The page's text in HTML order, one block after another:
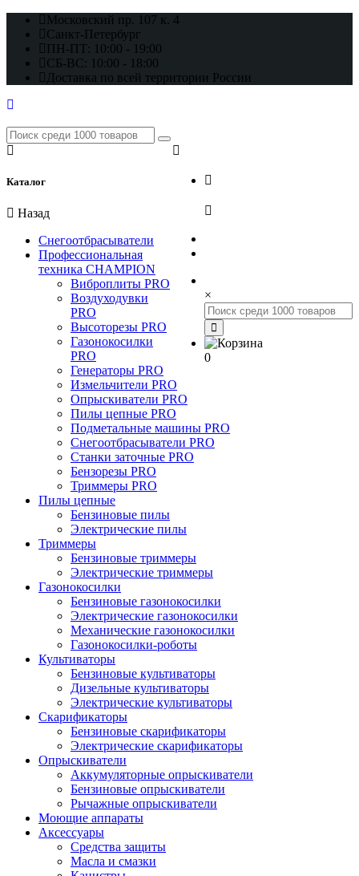
Московский пр. 107 к. 4
Санкт-Петербург
ПН-ПТ: 10:00 - 19:00
СБ-ВС: 10:00 - 18:00
Доставка по всей территории России
×
0
Каталог
Назад
Снегоотбрасыватели
Профессиональная
техника CHAMPION
Виброплиты PRO
Воздуходувки
PRO
Высоторезы PRO
Газонокосилки
PRO
Генераторы PRO
Измельчители PRO
Опрыскиватели PRO
Пилы цепные PRO
Подметальные машины PRO
Снегоотбрасыватели PRO
Станки заточные PRO
Бензорезы PRO
Триммеры PRO
Пилы цепные
Бензиновые пилы
Электрические пилы
Триммеры
Бензиновые триммеры
Электрические триммеры
Газонокосилки
Бензиновые газонокосилки
Электрические газонокосилки
Механические газонокосилки
Газонокосилки-роботы
Культиваторы
Бензиновые культиваторы
Дизельные культиваторы
Электрические культиваторы
Скарификаторы
Бензиновые скарификаторы
Электрические скарификаторы
Опрыскиватели
Аккумуляторные опрыскиватели
Бензиновые опрыскиватели
Рычажные опрыскиватели
Моющие аппараты
Аксессуары
Средства защиты
Масла и смазки